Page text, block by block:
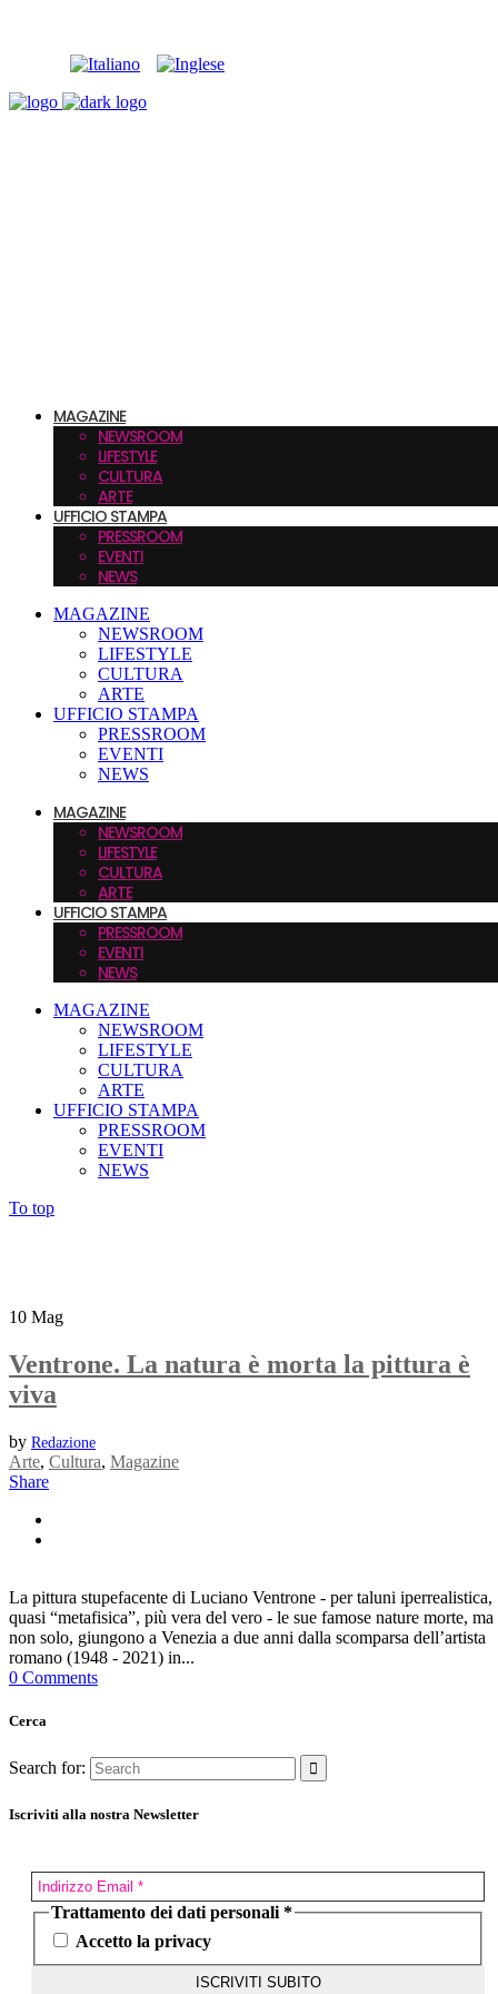
MAGAZINE
NEWSROOM
LIFESTYLE
CULTURA
ARTE
UFFICIO STAMPA
PRESSROOM
EVENTI
NEWS
MAGAZINE
NEWSROOM
LIFESTYLE
CULTURA
ARTE
UFFICIO STAMPA
PRESSROOM
EVENTI
NEWS
MAGAZINE
NEWSROOM
LIFESTYLE
CULTURA
ARTE
UFFICIO STAMPA
PRESSROOM
EVENTI
NEWS
MAGAZINE
NEWSROOM
LIFESTYLE
CULTURA
ARTE
UFFICIO STAMPA
PRESSROOM
EVENTI
NEWS
To top
10 Mag
Ventrone. La natura è morta la pittura è
viva
by Redazione
Arte, Cultura, Magazine
Share
La pittura stupefacente di Luciano Ventrone - per taluni iperrealistica,
quasi “metafisica”, più vera del vero - le sue famose nature morte, ma
non solo, giungono a Venezia a due anni dalla scomparsa dell’artista
romano (1948 - 2021) in...
0 Comments
Cerca
Search for:
Iscriviti alla nostra Newsletter
Trattamento dei dati personali *
Accetto la privacy